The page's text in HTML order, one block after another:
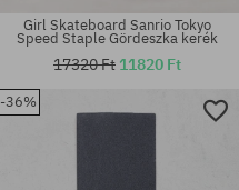
Elérhető méretek:
Girl Skateboard Sanrio Tokyo
Speed Staple Gördeszka kerék
17320 Ft 11820 Ft
-36%